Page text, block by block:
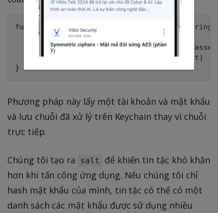
func saveEncryptedPassword(_ password:
    let salt = Array("salty".utf8)
let key = try! HKDF(password:
    keychainService.save(key, for: account)
Phương pháp này lấy một tài khoản và mật khẩu
và lưu chuỗi đã xử lý trên Keychain thay vì chuỗi
trực tiếp.
Chúng tôi tạo ra salt
để khiến tin tặc khó khăn
hơn khi tấn công ứng dụng. Nếu chúng tôi chỉ
hash mật khẩu của mình, tin tặc có thể có một
danh sách các mật khẩu được sử dụng nhiều